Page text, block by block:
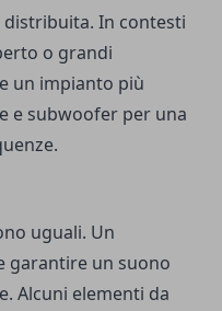
distribuita. In contesti
o grandi
un impianto più
e subwoofer per una
uguali. Un
garantire un suono
Alcuni elementi da